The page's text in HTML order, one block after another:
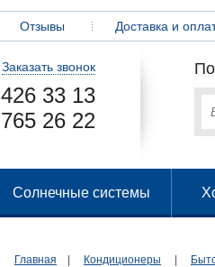
Отзывы Доставка и
Заказать звонок
426 33 13
765 26 22
Солнечные системы
Главная Кондиционеры